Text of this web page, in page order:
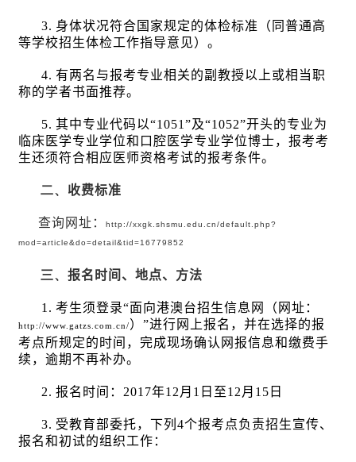
3. 身体状况符合国家规定的体检标准（同普通高
等学校招生体检工作指导意见）。
4. 有两名与报考专业相关的副教授以上或相当职
称的学者书面推荐。
5. 其中专业代码以“1051”及“1052”开头的专业为
临床医学专业学位和口腔医学专业学位博士，报考考
生还须符合相应医师资格考试的报考条件。
二、 收费标准
查询网址：http://xxgk.shsmu.edu.cn/default.php?
mod=article&do=detail&tid=16779852
三、报名时间、地点、方法
1. 考生须登录“面向港澳台招生信息网（网址：
http://www.gatzs.com.cn/）”进行网上报名，并在选择的报
考点所规定的时间，完成现场确认网报信息和缴费手
续，逾期不再补办。
2. 报名时间： 2017年12月 1 日至12月 15 日
3. 受教育部委托，下列 4个报考点负责招生宣传、
报名和初试的组织工作：